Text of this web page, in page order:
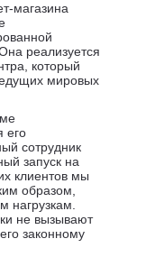
магазина
реализуется
который
мировых
его
сотрудник
запуск на
клиентов мы
образом,
нагрузкам.
не вызывают
законному